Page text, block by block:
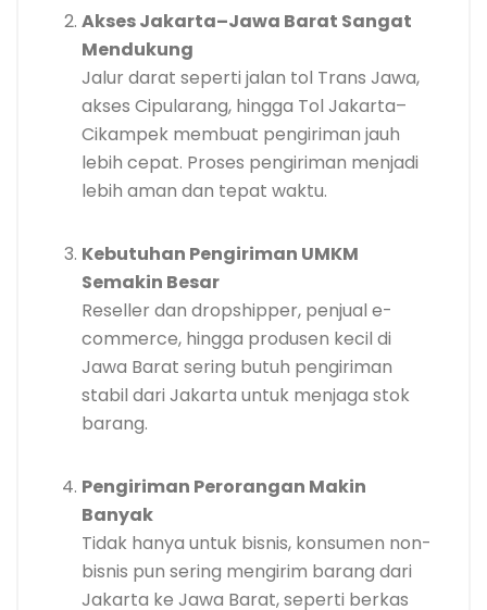
Akses Jakarta–Jawa Barat Sangat
Mendukung
Jalur darat seperti jalan tol Trans Jawa,
akses Cipularang, hingga Tol Jakarta–
Cikampek membuat pengiriman jauh
lebih cepat. Proses pengiriman menjadi
lebih aman dan tepat waktu.
Kebutuhan Pengiriman UMKM
Semakin Besar
Reseller dan dropshipper, penjual e-
commerce, hingga produsen kecil di
Jawa Barat sering butuh pengiriman
stabil dari Jakarta untuk menjaga stok
barang.
Pengiriman Perorangan Makin
Banyak
Tidak hanya untuk bisnis, konsumen non-
bisnis pun sering mengirim barang dari
Jakarta ke Jawa Barat, seperti berkas